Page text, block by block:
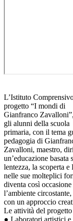
L’Istituto
progetto “I mondi di
Gianfranco
gli alunni della scuola
primaria, con il tema
pedagogia di
Zavalloni, maestro,
un’educazione basata
lentezza, la scoperta
nelle sue molteplici
diventa così
l’ambiente circostante,
con un approccio
Le attività del progetto